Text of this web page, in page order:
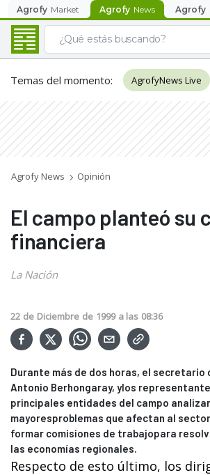
Agrofy Market Agrofy News Agrofy
Temas del momento: AgrofyNews Live
Agrofy News Opinión
El campo planteó su
financiera
La Nación
22 de Diciembre de 1999 a las 08:36
Durante más de dos horas, el secretario
Antonio Berhongaray, ylos
principales entidades del campo
mayoresproblemas que afectan al
formar comisiones de trabajopara
las economías regionales.
Respecto de esto último, los